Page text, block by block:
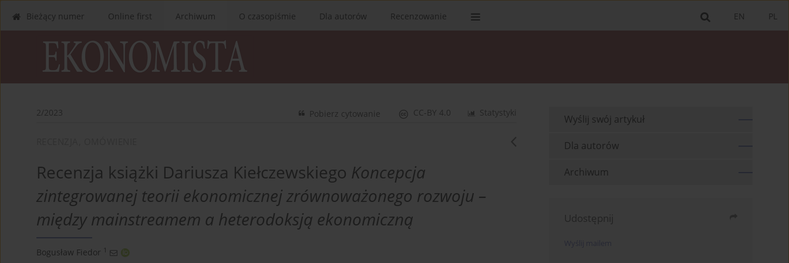
PL
EN
Bieżący numer Online first Archiwum O czasopiśmie Dla autorów Recenzowanie
2/2023 Statystyki
CC-BY 4.0
Pobierz cytowanie
Recenzja książki Dariusza Kiełczewskiego Koncepcja
zintegrowanej teorii ekonomicznej zrównoważonego rozwoju –
między mainstreamem a heterodoksją ekonomiczną
Bogusław Fiedor 1
Wyślij swój artykuł
Dla autorów
Archiwum
Udostępnij